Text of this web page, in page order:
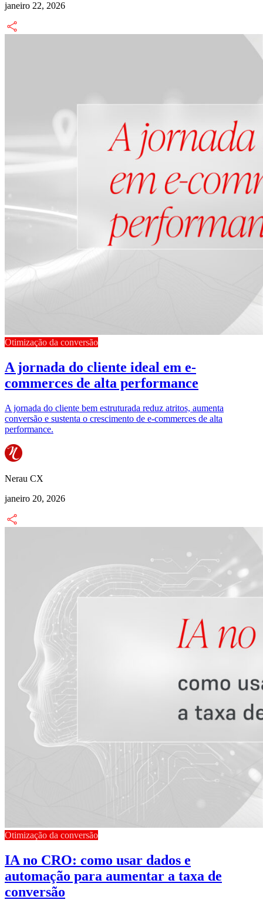
janeiro 22, 2026
Otimização da conversão
A jornada do cliente ideal em e-
commerces de alta performance
A jornada do cliente bem estruturada reduz atritos, aumenta
conversão e sustenta o crescimento de e-commerces de alta
performance.
Nerau CX
janeiro 20, 2026
Otimização da conversão
IA no CRO: como usar dados e
automação para aumentar a taxa de
conversão